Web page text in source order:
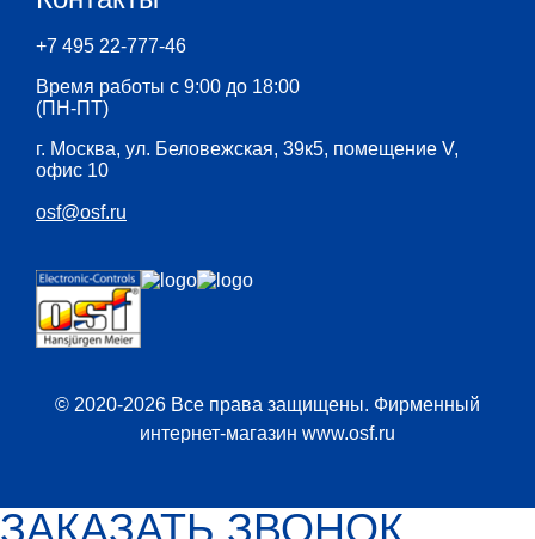
+7 495 22-777-46
Время работы с 9:00 до 18:00
(ПН-ПТ)
г. Москва, ул. Беловежская, 39к5, помещение V,
офис 10
osf@osf.ru
© 2020-2026 Все права защищены. Фирменный
интернет-магазин www.osf.ru
ЗАКАЗАТЬ ЗВОНОК